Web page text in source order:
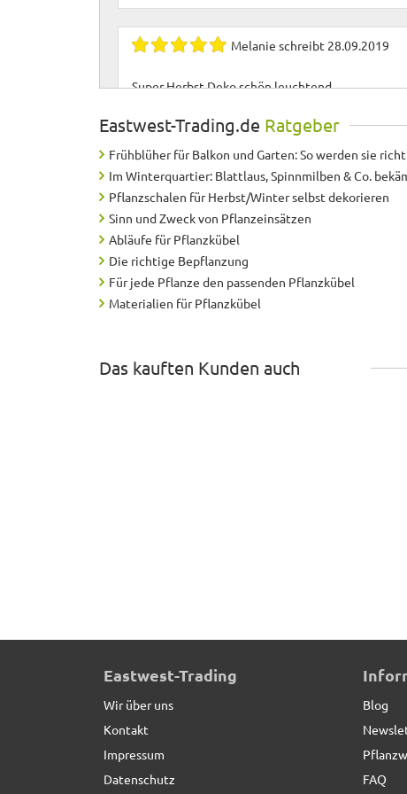
Melanie schreibt 28.09.2019
Super Herbst Deko schön leuchtend
ok: zuverlässig, schnell
Hannelore
Super Deko, suchte schon länger so einen
Der Apfel steht im Garten, ist sehr schön, die
Origineller Deko-Apfel, ein tolles
23.10.2017
Der Apfel dient als Deko für eine Apfel-
Eastwest-Trading.de Ratgeber
Frühblüher für Balkon und Garten: So werden sie
Im Winterquartier: Blattlaus, Spinnmilben & Co.
Pflanzschalen für Herbst/Winter selbst dekorieren
Sinn und Zweck von Pflanzeinsätzen
Abläufe für Pflanzkübel
Die richtige Bepflanzung
Für jede Pflanze den passenden Pflanzkübel
Materialien für Pflanzkübel
Das kauften Kunden auch
Deko-Kirsche in Hochglanz rot
Eastwest-Trading
Wir über uns
Kontakt
Impressum
Datenschutz
Blog
FAQ